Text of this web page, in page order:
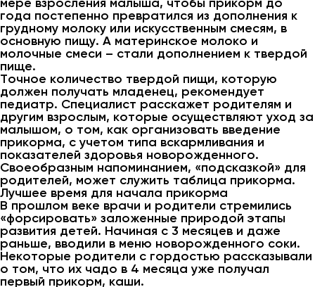
года постепенно превратился из дополнения к
грудному молоку или искусственным смесям, в
основную пищу. А материнское молоко и
молочные смеси – стали дополнением к твердой
пище.
Точное количество твердой пищи, которую
должен получать младенец, рекомендует
педиатр. Специалист расскажет родителям и
другим взрослым, которые осуществляют уход за
малышом, о том, как организовать введение
прикорма, с учетом типа вскармливания и
показателей здоровья новорожденного.
Своеобразным напоминанием, «подсказкой» для
родителей, может служить таблица прикорма.
Лучшее время для начала прикорма
В прошлом веке врачи и родители стремились
«форсировать» заложенные природой этапы
развития детей. Начиная с 3 месяцев и даже
раньше, вводили в меню новорожденного соки.
Некоторые родители с гордостью рассказывали
о том, что их чадо в 4 месяца уже получал
первый прикорм, каши.